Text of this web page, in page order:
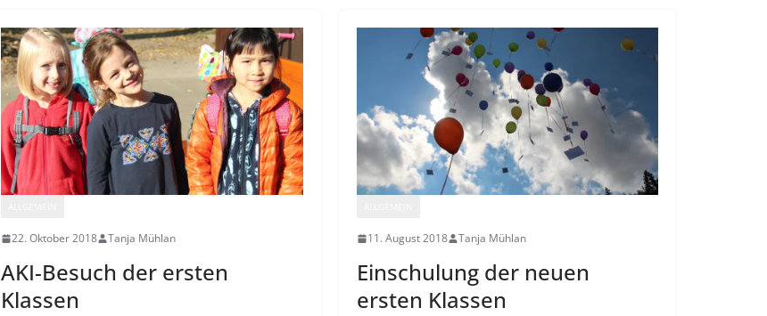
22. Oktober 2018 Tanja Mühlan
AKI-Besuch der ersten
Klassen
11. August 2018 Tanja Mühlan
Einschulung der neuen
ersten Klassen